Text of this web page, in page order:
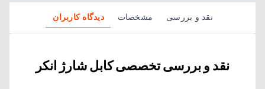
نقد و بررسی مشخصات دیدگاه کاربران
نقد و بررسی تخصصی کابل شارژ انکر